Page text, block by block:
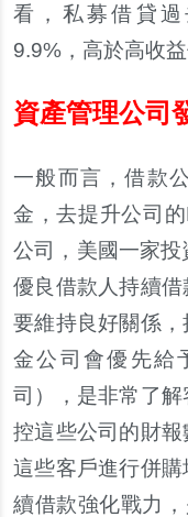
看，私募借貸
9.9%，高於高收
資產管理公司
一般而言，借款
金，去提升公司
公司，美國一家
優良借款人持續
要維持良好關係
金公司會優先給
司），是非常了
控這些公司的財
這些客戶進行併
續借款強化戰力